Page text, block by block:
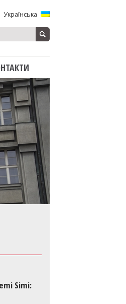
Українська
Simi: